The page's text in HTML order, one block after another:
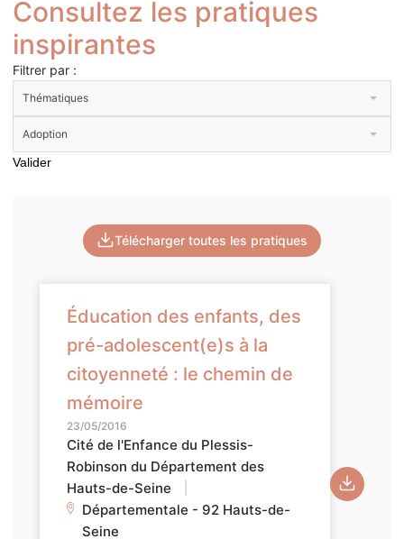
Consultez les pratiques
inspirantes
Filtrer par :
Thématiques
Thématiques
Adoption
Adoption
Valider
Télécharger toutes les pratiques
Éducation des enfants, des
pré-adolescent(e)s à la
citoyenneté : le chemin de
mémoire
23/05/2016
Cité de l'Enfance du Plessis-
Robinson du Département des
Hauts-de-Seine
Départementale - 92 Hauts-de-
Seine